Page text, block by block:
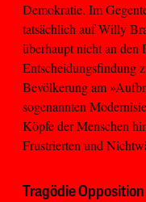
Demokratie. Im
tatsächlich auf Willy
überhaupt nicht an den
Entscheidungsfindung
Bevölkerung am
sogenannten
Köpfe der Menschen
Frustrierten und
Tragödie Opposition